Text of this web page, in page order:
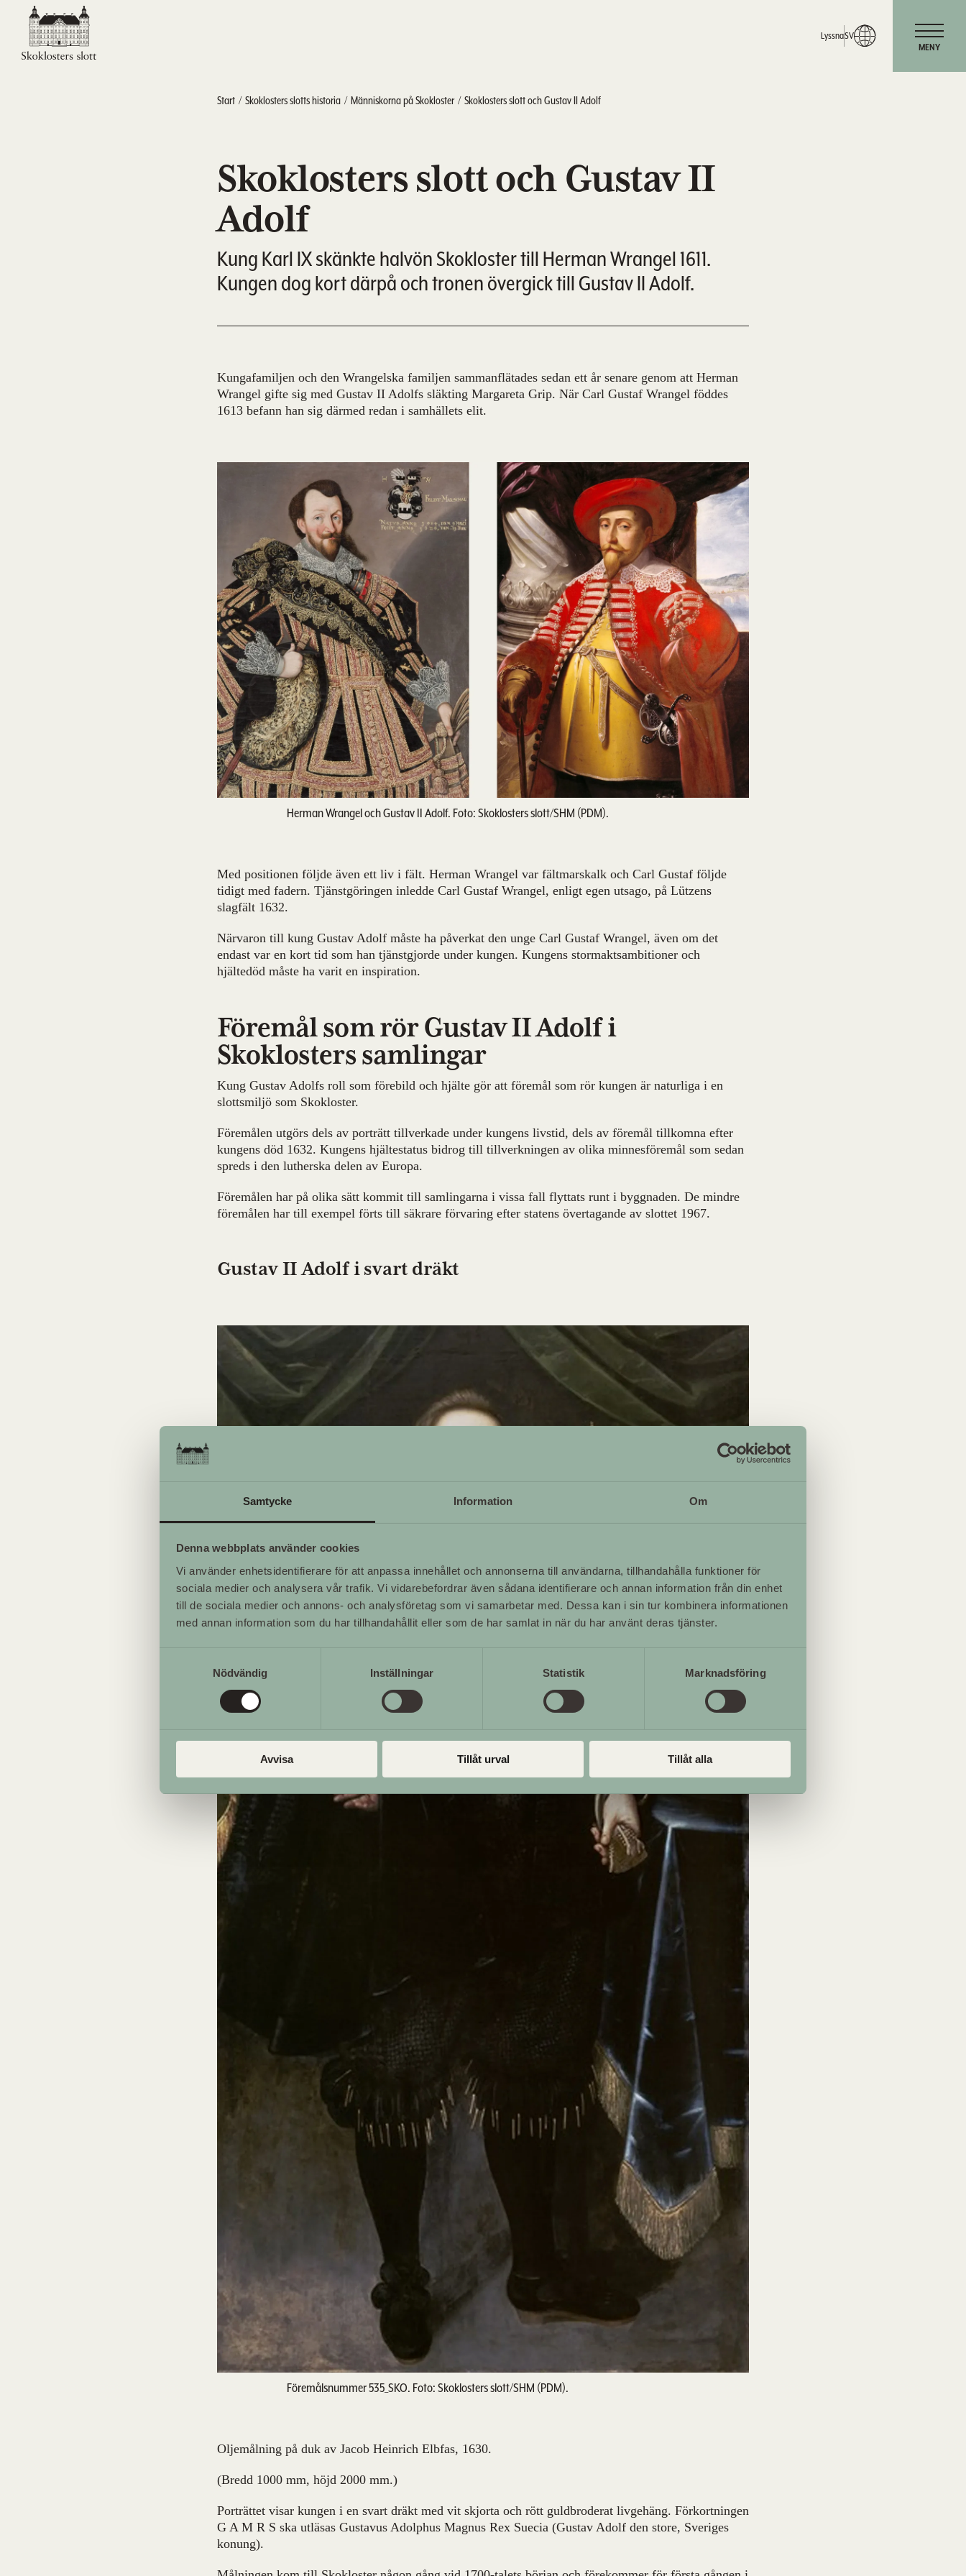
Samtycke Information Om
Denna webbplats använder cookies
Vi använder enhetsidentifierare för att anpassa innehållet och annonserna till användarna, tillhandahålla funktioner för
sociala medier och analysera vår trafik. Vi vidarebefordrar även sådana identifierare och annan information från din enhet
till de sociala medier och annons- och analysföretag som vi samarbetar med. Dessa kan i sin tur kombinera informationen
med annan information som du har tillhandahållit eller som de har samlat in när du har använt deras tjänster.
Nödvändig
Inställningar Statistik Marknadsföring
Avvisa Tillåt urval Tillåt alla
LyssnaSV
MENY
Start Skoklosters slotts historia Människorna på Skokloster Skoklosters slott och Gustav II Adolf
Skoklosters slott och Gustav II
Adolf
Kung Karl IX skänkte halvön Skokloster till Herman Wrangel 1611.
Kungen dog kort därpå och tronen övergick till Gustav II Adolf.
Kungafamiljen och den Wrangelska familjen sammanflätades sedan ett år senare genom att Herman
Wrangel gifte sig med Gustav II Adolfs släkting Margareta Grip. När Carl Gustaf Wrangel föddes
1613 befann han sig därmed redan i samhällets elit.
Herman Wrangel och Gustav II Adolf. Foto: Skoklosters slott/SHM (PDM).
Med positionen följde även ett liv i fält. Herman Wrangel var fältmarskalk och Carl Gustaf följde
tidigt med fadern. Tjänstgöringen inledde Carl Gustaf Wrangel, enligt egen utsago, på Lützens
slagfält 1632.
Närvaron till kung Gustav Adolf måste ha påverkat den unge Carl Gustaf Wrangel, även om det
endast var en kort tid som han tjänstgjorde under kungen. Kungens stormaktsambitioner och
hjältedöd måste ha varit en inspiration.
Föremål som rör Gustav II Adolf i
Skoklosters samlingar
Kung Gustav Adolfs roll som förebild och hjälte gör att föremål som rör kungen är naturliga i en
slottsmiljö som Skokloster.
Föremålen utgörs dels av porträtt tillverkade under kungens livstid, dels av föremål tillkomna efter
kungens död 1632. Kungens hjältestatus bidrog till tillverkningen av olika minnesföremål som sedan
spreds i den lutherska delen av Europa.
Föremålen har på olika sätt kommit till samlingarna i vissa fall flyttats runt i byggnaden. De mindre
föremålen har till exempel förts till säkrare förvaring efter statens övertagande av slottet 1967.
Gustav II Adolf i svart dräkt
Föremålsnummer 535_SKO. Foto: Skoklosters slott/SHM (PDM).
Oljemålning på duk av Jacob Heinrich Elbfas, 1630.
(Bredd 1000 mm, höjd 2000 mm.)
Porträttet visar kungen i en svart dräkt med vit skjorta och rött guldbroderat livgehäng. Förkortningen
G A M R S ska utläsas Gustavus Adolphus Magnus Rex Suecia (Gustav Adolf den store, Sveriges
konung).